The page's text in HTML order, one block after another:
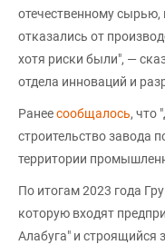
отечественному сырью,
отказались от
хотя риски были", —
отдела инноваций и
Ранеесообщалось, что
строительство завода
территории
По итогам 2023 года
которую входят
Алабуга" и строящийся